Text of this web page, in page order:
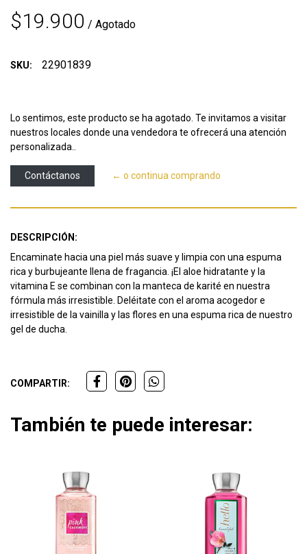
$19.900 / Agotado
SKU: 22901839
Lo sentimos, este producto se ha agotado. Te invitamos a visitar
nuestros locales donde una vendedora te ofrecerá una atención
personalizada..
Contáctanos ← o continua comprando
DESCRIPCIÓN:
Encaminate hacia una piel más suave y limpia con una espuma
rica y burbujeante llena de fragancia. ¡El aloe hidratante y la
vitamina E se combinan con la manteca de karité en nuestra
fórmula más irresistible. Deléitate con el aroma acogedor e
irresistible de la vainilla y las flores en una espuma rica de nuestro
gel de ducha.
COMPARTIR:
También te puede interesar: